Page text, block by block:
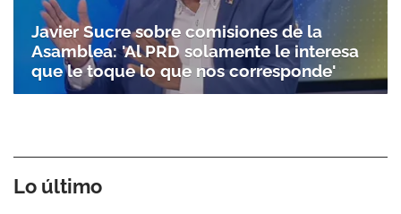
Javier Sucre sobre comisiones de la
Asamblea: 'Al PRD solamente le interesa
que le toque lo que nos corresponde'
Lo último